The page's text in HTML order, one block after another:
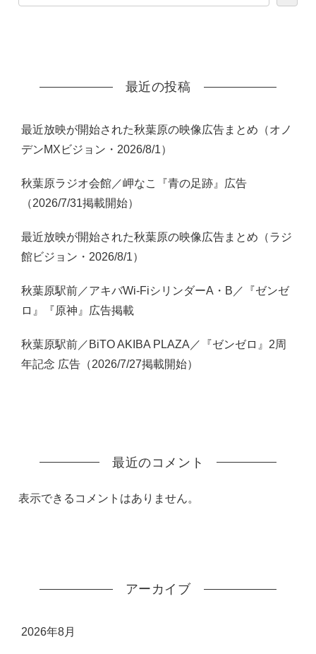
最近の投稿
最近放映が開始された秋葉原の映像広告まとめ（オノ
デンMXビジョン・2026/8/1）
秋葉原ラジオ会館／岬なこ『青の足跡』広告
（2026/7/31掲載開始）
最近放映が開始された秋葉原の映像広告まとめ（ラジ
館ビジョン・2026/8/1）
秋葉原駅前／アキバWi-FiシリンダーA・B／『ゼンゼ
ロ』『原神』広告掲載
秋葉原駅前／BiTO AKIBA PLAZA／『ゼンゼロ』2周
年記念 広告（2026/7/27掲載開始）
最近のコメント
表示できるコメントはありません。
アーカイブ
2026年8月